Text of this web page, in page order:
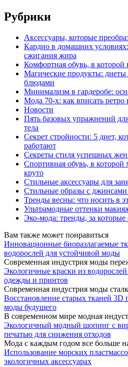
Рубрики
Аксессуары, которые
Кардио в домашних
сжигания жира
Комфортная обувь, в
Магические продукты:
блюдами
Минимализм в гардеробе:
Мода 70-х: как вписать
Новости
Пять базовых упражнений
тела
Секрет стройности: 5 диет,
работают
Секреты стиля успешных
Спортивная обувь, в которой
круто
Стильные аксессуары для
Стильные образы с
Тренды весны: что носить в
Ультрамодные оттенки
Эко-мода: тренды, за которые
Вам также может понравиться
Инновационные биоразлагаемые
водорослей для устойчивой моды
Современная индустрия моды
Экологичные краски из
одежды и принтов
Современная индустрия моды
Восстановление старых тканей 3D
моды будущего
В современном мире модная
Экологичный модный шопинг с
печатью для снижения отходов
Мода с каждым годом все больше
Использование морских
экологичных аксессуарах